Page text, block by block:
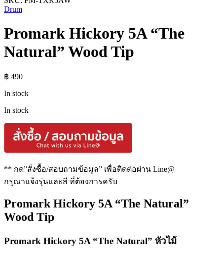
Drum
Promark Hickory 5A “The
Natural” Wood Tip
฿ 490
In stock
In stock
** กด”สั่งซื้อ/สอบถามข้อมูล” เพื่อติดต่อผ่าน Line@
กรุณาแจ้งรุ่นและสี ที่ต้องการครับ
Promark Hickory 5A “The Natural”
Wood Tip
Promark Hickory 5A “The Natural” หัวไม้